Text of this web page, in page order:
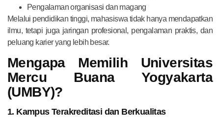
Pengalaman organisasi dan magang
Melalui pendidikan tinggi, mahasiswa tidak hanya mendapatkan
ilmu, tetapi juga jaringan profesional, pengalaman praktis, dan
peluang karier yang lebih besar.
Mengapa Memilih Universitas
Mercu Buana Yogyakarta
(UMBY)?
1. Kampus Terakreditasi dan Berkualitas